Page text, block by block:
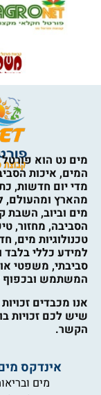
מים נט הוא
המים, איכות
מדי יום חדשות,
מהארץ ומהעולם,
מים וביוב, השבת
הסביבה, מחזור,
טכנולוגיות מים,
למידע כללי בלבד
סביבתי, משפטי
המשתמש ובכפוף
אנו מכבדים
שיש לכם זכויות
הקשר.
אינדקס
מים